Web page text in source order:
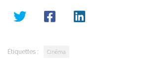
Étiquettes : Cinéma